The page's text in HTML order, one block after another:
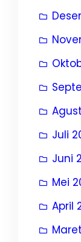
Juli
Juni
Mei
April